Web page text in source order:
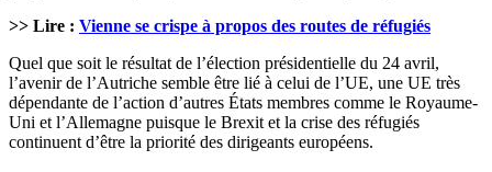
>> Lire : Vienne se crispe à propos des routes de réfugiés
Quel que soit le résultat de l’élection présidentielle du 24 avril,
l’avenir de l’Autriche semble être lié à celui de l’UE, une UE très
dépendante de l’action d’autres États membres comme le Royaume-
Uni et l’Allemagne puisque le Brexit et la crise des réfugiés
continuent d’être la priorité des dirigeants européens.